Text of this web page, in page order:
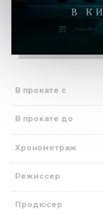
В прокате с
В прокате до
Хронометраж
Режиссер
Продюсер